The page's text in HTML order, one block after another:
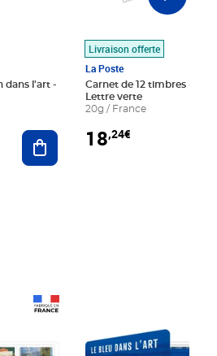
dans l'art -
Ajouter au panier
Livraison offerte
La Poste
Carnet de 12 timbres - Le
Lettre verte
20g / France
18,24€